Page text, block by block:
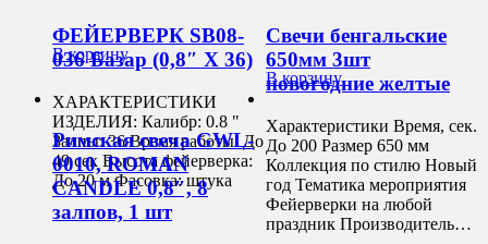
В корзину
В корзину
ФЕЙЕРВЕРК SB08-
036 Базар (0,8″ Х 36)
ХАРАКТЕРИСТИКИ
ИЗДЕЛИЯ: Калибр: 0.8 "
Залпы: 36 Время работы: До
49 сек Высота фейерверка:
До 20 м Фасовка: штука
Свечи бенгальские
650мм 3шт
новогодние желтые
Характеристики Время, сек.
До 200 Размер 650 мм
Коллекция по стилю Новый
год Тематика мероприятия
Фейерверки на любой
праздник Производитель…
Римская свеча GWL-
0010, ROMAN
CANDLE 0,8″, 8
залпов, 1 шт